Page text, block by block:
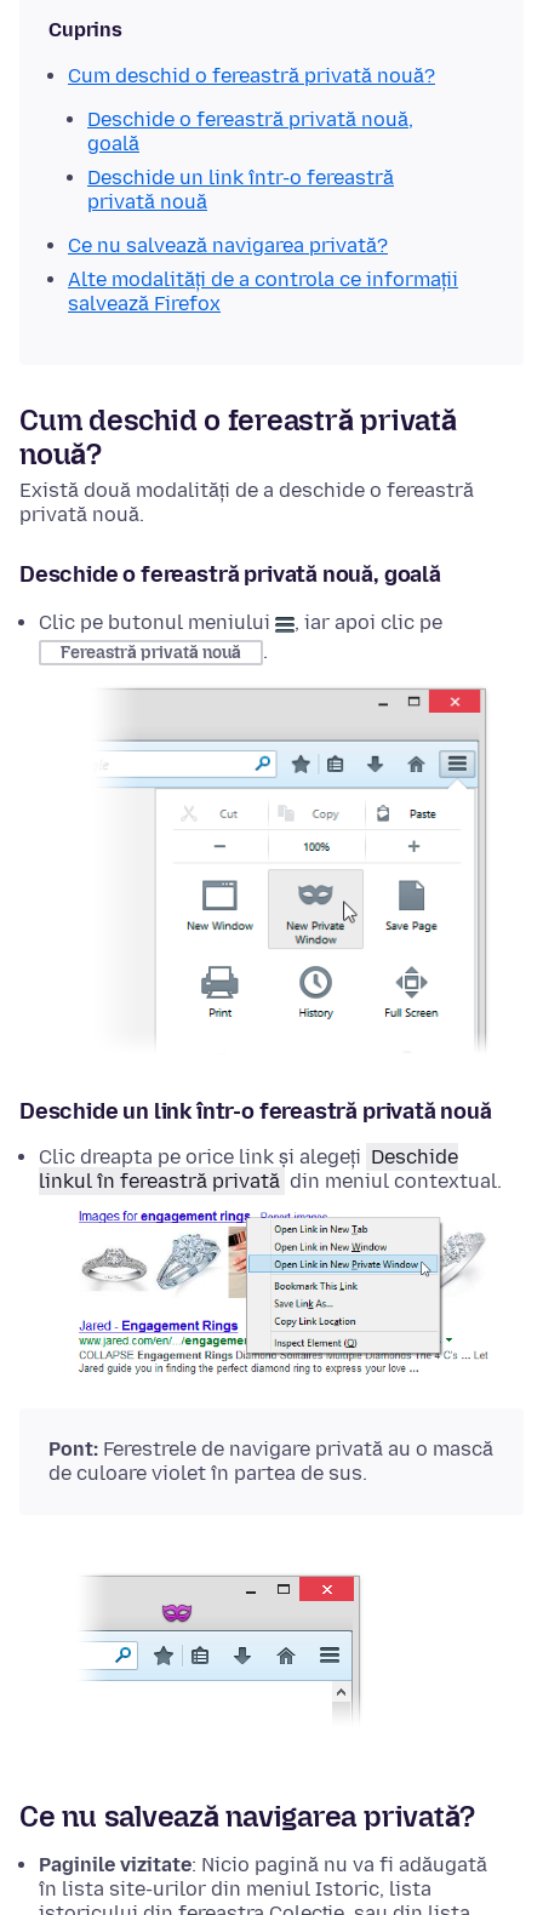
Cuprins
Cum deschid o fereastră privată nouă?
Deschide o fereastră privată nouă,
goală
Deschide un link într-o fereastră
privată nouă
Ce nu salvează navigarea privată?
Alte modalități de a controla ce informații
salvează Firefox
Cum deschid o fereastră privată
nouă?
Există două modalități de a deschide o fereastră
privată nouă.
Deschide o fereastră privată nouă, goală
Clic pe butonul meniului , iar apoi clic pe
Fereastră privată nouă .
Deschide un link într-o fereastră privată nouă
Clic dreapta pe orice link și alegeți Deschide
linkul în fereastră privată din meniul contextual.
Pont: Ferestrele de navigare privată au o mască
de culoare violet în partea de sus.
Ce nu salvează navigarea privată?
Paginile vizitate: Nicio pagină nu va fi adăugată
în lista site-urilor din meniul Istoric, lista